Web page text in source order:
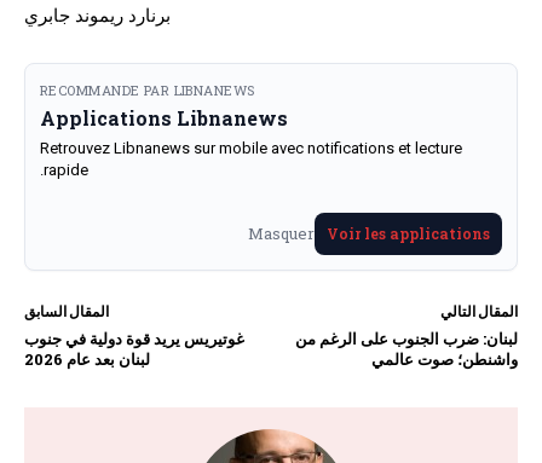
برنارد ريموند جابري
RECOMMANDE PAR LIBNANEWS
Applications Libnanews
Retrouvez Libnanews sur mobile avec notifications et lecture
rapide.
Voir les applications
Masquer
المقال السابق
غوتيريس يريد قوة دولية في جنوب
لبنان بعد عام 2026
المقال التالي
لبنان: ضرب الجنوب على الرغم من
واشنطن؛ صوت عالمي